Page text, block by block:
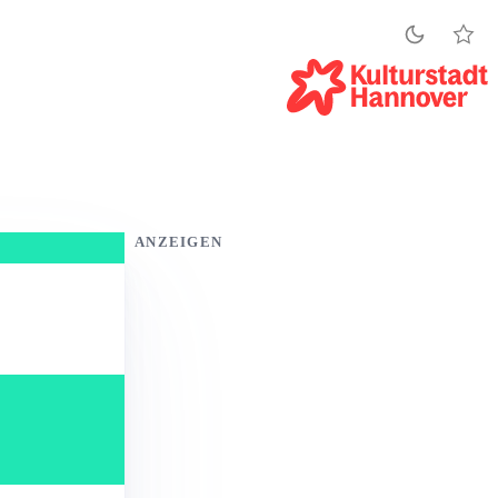
ANZEIGEN